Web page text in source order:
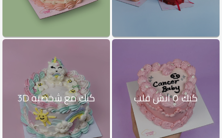
كيك ٥ انش قلب كيك مع شخصيه 3D